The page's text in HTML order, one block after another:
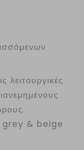
λειτουργικές
& beige